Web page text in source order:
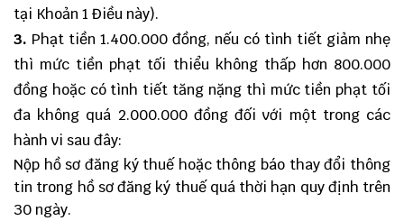
tại Khoản 1 Điều này).
3. Phạt tiền 1.400.000 đồng, nếu có tình tiết giảm nhẹ
thì mức tiền phạt tối thiểu không thấp hơn 800.000
đồng hoặc có tình tiết tăng nặng thì mức tiền phạt tối
đa không quá 2.000.000 đồng đối với một trong các
hành vi sau đây:
Nộp hồ sơ đăng ký thuế hoặc thông báo thay đổi thông
tin trong hồ sơ đăng ký thuế quá thời hạn quy định trên
30 ngày.